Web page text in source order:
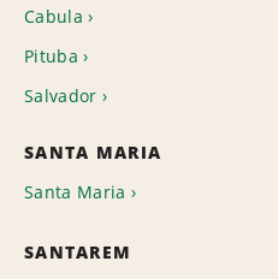
Cabula
Pituba
Salvador
SANTA MARIA
Santa Maria
SANTAREM